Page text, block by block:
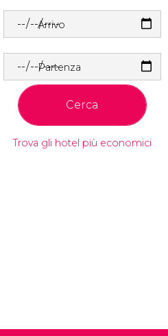
Arrivo
Partenza
Cerca
Trova gli hotel più economici